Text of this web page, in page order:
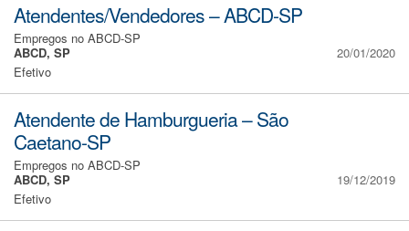
Atendentes/Vendedores – ABCD-SP
Empregos no ABCD-SP
ABCD, SP
Efetivo
20/01/2020
Atendente de Hamburgueria – São
Caetano-SP
Empregos no ABCD-SP
ABCD, SP
Efetivo
19/12/2019